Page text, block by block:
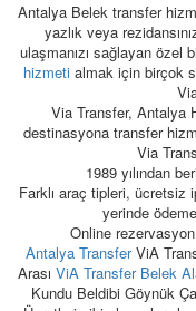
Antalya Belek transfer
yazlık veya
ulaşmanızı sağlayan özel
hizmeti almak için birçok
Via Transfer, Antalya
destinasyona transfer
Via
1989 yılından
Farklı araç tipleri, ücretsiz
yerinde
Online
Antalya TransferViA
Arası ViA Transfer Belek
Kundu Beldibi Göynük